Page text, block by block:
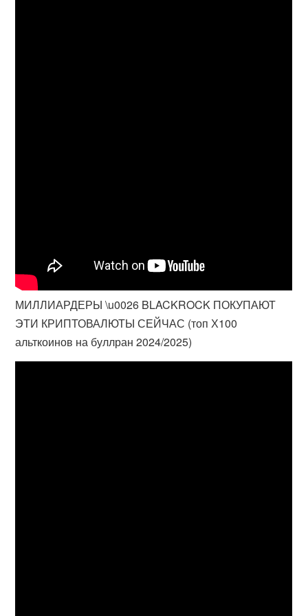
МИЛЛИАРДЕРЫ \u0026 BLACKROCK ПОКУПАЮТ
ЭТИ КРИПТОВАЛЮТЫ СЕЙЧАС (топ Х100
альткоинов на буллран 2024/2025)